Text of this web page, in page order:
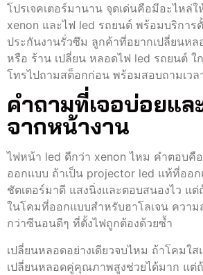
โปรเจคเตอร์มานาน จุดเด่นคือมีอะไหล่
xenon และไฟ led รถยนต์ พร้อมบริการ
ประกันงานรั่วซึม ลูกค้าที่อยากเปลี่ยนห
หรือ ร้าน เปลี่ยน หลอดไฟ led รถยนต์
โทรไปถามสต็อกก่อน พร้อมสอบถามเวล
คำถามที่เจอบ่อยแล
จากหน้างาน
ไฟหน้า led ดีกว่า xenon ไหม คำตอบคื
ออกแบบ ถ้าเป็น projector led แท้ที่ออ
ชัตเตอร์มาดี แสงนิ่งและตอบสนองไว แ
ในโคมที่ออกแบบสำหรับฮาโลเจน ความ
กว่าซีนอนดีๆ ที่ตั้งไฟถูกต้องด้วยซ้ำ
เปลี่ยนหลอดอย่างเดียวจบไหม ถ้าโคมใส
เปลี่ยนหลอดคู่คุณภาพสูงช่วยได้มาก แต่ถ้